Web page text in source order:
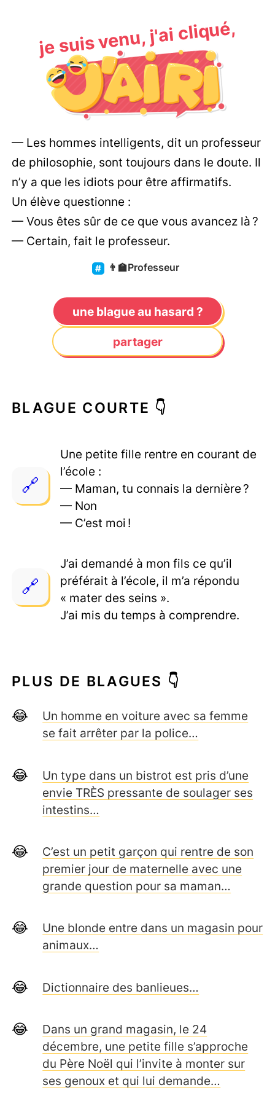
je suis venu, j'ai cliqué,
— Les hommes intelligents, dit un professeur
de philosophie, sont toujours dans le doute. Il
n’y a que les idiots pour être affirmatifs.
Un élève questionne :
— Vous êtes sûr de ce que vous avancez là ?
— Certain, fait le professeur.
👨‍🏫Professeur
une blague au hasard ?
partager
BLAGUE COURTE 👇
Une petite fille rentre en courant de
l’école :
— Maman, tu connais la dernière ?
— Non
— C’est moi !
J’ai demandé à mon fils ce qu’il
préférait à l’école, il m’a répondu
« mater des seins ».
J’ai mis du temps à comprendre.
PLUS DE BLAGUES 👇
Un homme en voiture avec sa femme
se fait arrêter par la police…
Un type dans un bistrot est pris d’une
envie TRÈS pressante de soulager ses
intestins…
C’est un petit garçon qui rentre de son
premier jour de maternelle avec une
grande question pour sa maman…
Une blonde entre dans un magasin pour
animaux…
Dictionnaire des banlieues…
Dans un grand magasin, le 24
décembre, une petite fille s’approche
du Père Noël qui l’invite à monter sur
ses genoux et qui lui demande…